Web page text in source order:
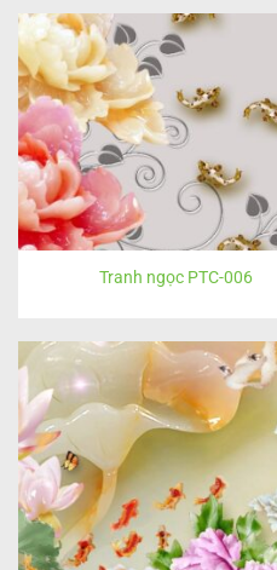
Tranh ngọc PTC-006